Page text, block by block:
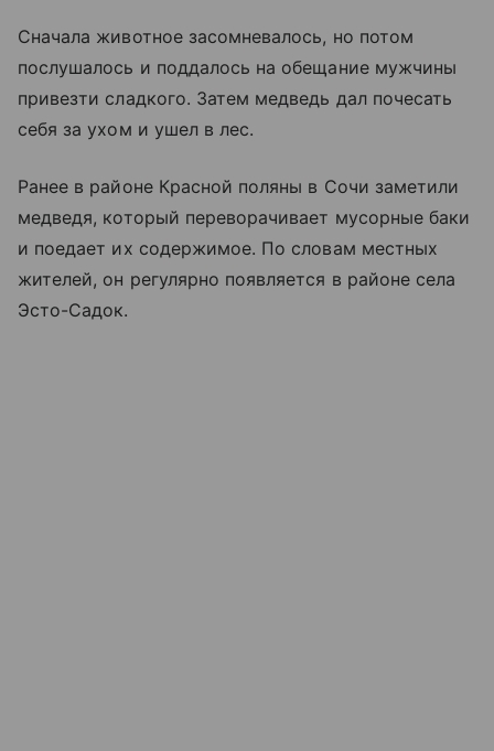
Сначала животное засомневалось, но потом
послушалось и поддалось на обещание мужчины
привезти сладкого. Затем медведь дал почесать
себя за ухом и ушел в лес.
Ранее в районе Красной поляны в Сочи заметили
медведя, который переворачивает мусорные баки
и поедает их содержимое. По словам местных
жителей, он регулярно появляется в районе села
Эсто-Садок.